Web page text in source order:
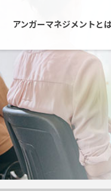
アンガーマネジメントと